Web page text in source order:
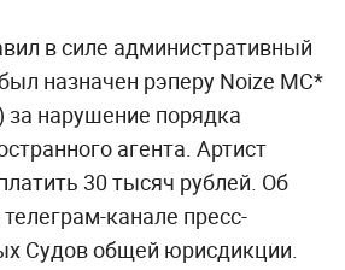
в силе административный
назначен рэперу Noize MC*
нарушение порядка
агента. Артист
30 тысяч рублей. Об
канале пресс-
Судов общей юрисдикции.